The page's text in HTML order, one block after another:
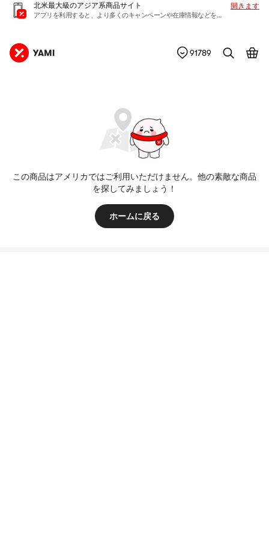
北米最大級のアジア系商品サイト
アプリを利用すると、より多くのキャンペーンや在庫情報などを入手できます
開きます
91789
この商品はアメリカではご利用いただけません。他の素敵な商品
を探してみましょう！
ホームに戻る